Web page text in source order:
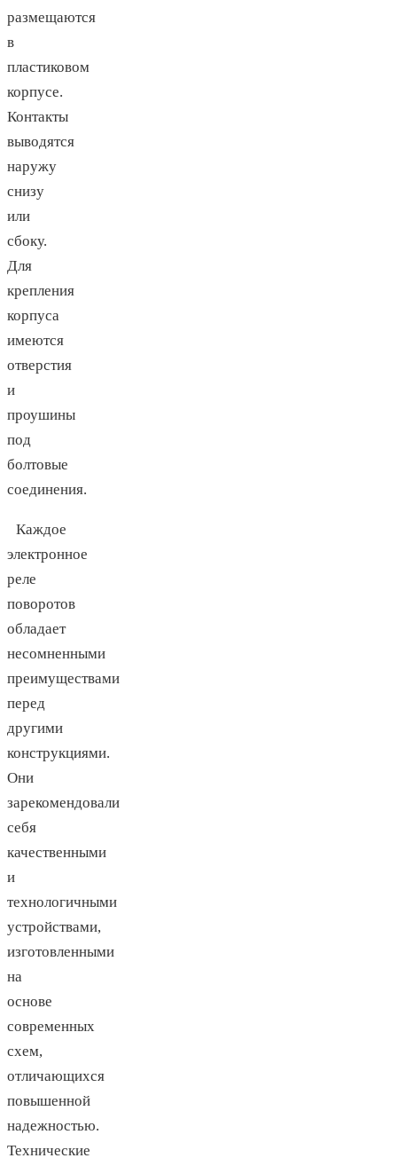
размещаются
в
пластиковом
корпусе.
Контакты
выводятся
наружу
снизу
или
сбоку.
Для
крепления
корпуса
имеются
отверстия
и
проушины
под
болтовые
соединения.
Каждое
электронное
реле
поворотов
обладает
несомненными
преимуществами
перед
другими
конструкциями.
Они
зарекомендовали
себя
качественными
и
технологичными
устройствами,
изготовленными
на
основе
современных
схем,
отличающихся
повышенной
надежностью.
Технические